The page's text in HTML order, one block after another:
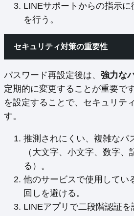
LINEサポートからの指示に
を行う。
セキュリティ対策の重要性
パスワード再設定後は、 強力な
定期的に変更することが重要で
を設定することで、セキュリテ
す。
推測されにくい、複雑なパ
（大文字、小文字、数字
る）。
他のサービスで使用してい
回しを避ける。
LINEアプリで二段階認証を